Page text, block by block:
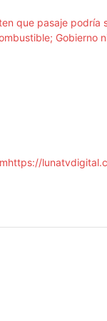
que pasaje podría
Gobierno
https://